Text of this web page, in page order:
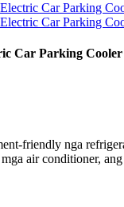
Car Parking
friendly nga
air conditioner,